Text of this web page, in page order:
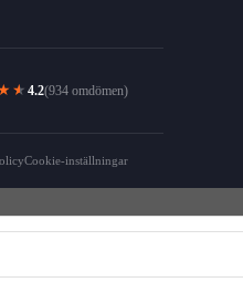
★ 4.2(934 omdömen)
Cookie-inställningar